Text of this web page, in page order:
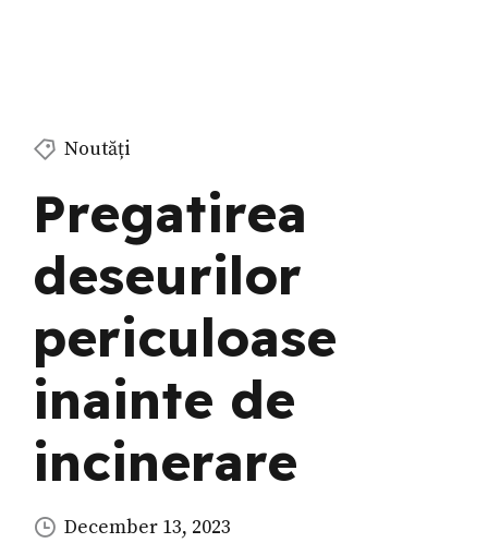
Noutăți
Pregatirea
deseurilor
periculoase
inainte de
incinerare
December 13, 2023